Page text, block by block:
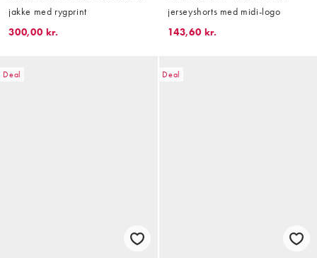
jakke med rygprint
300,00 kr.
jerseyshorts med midi-logo
143,60 kr.
Deal Deal